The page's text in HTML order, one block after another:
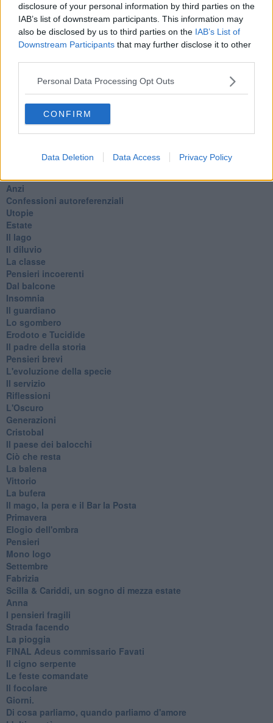
disclosure of your personal information by third parties on the
IAB’s list of downstream participants. This information may
also be disclosed by us to third parties on the IAB’s List of
Downstream Participants that may further disclose it to other
Personal Data Processing Opt Outs
CONFIRM
Data Deletion Data Access Privacy Policy
Belle lettere
25 Aprile
Todo el bien, todo el mal
Le parole
​L’Australiana
Vita & morte
Moro
Continuando, la nonna e il carretto
Metaverso smart
Anzi
Confessioni autoreferenziali
Utopie
Estate
Il lago
Il diluvio
La classe
Pensieri incoerenti
Dal balcone
Insomnia
Il guardiano
Lo sgombero
Erodoto e Tucidide
Il padre della storia
Pensieri brevi
L'evoluzione della specie
Il servizio
Riflessioni
L'Oscuro
Generazioni
Cristobal
Il paese dei balocchi
Ciò che resta
La balena
Vittorio
La bufera
Il mago, la pera e il Bar la Posta
Primavera
Elogio dell'ombra
Pensieri
Mono logo
Settembre
Fabrizia
​Scilla & Cariddi, un sogno di mezza estate
Anna
I pensieri fragili
Strada facendo
La pioggia
FINAL Adeus commissario Favati
Il cigno serpente
Le feste comandate
Il focolare
Giorni.
Di cosa parliamo, quando parliamo d'amore